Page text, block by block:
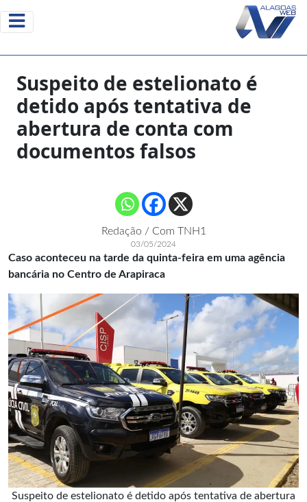
Suspeito de estelionato é
detido após tentativa de
abertura de conta com
documentos falsos
Redação / Com TNH1
03/05/2024
Caso aconteceu na tarde da quinta-feira em uma agência
bancária no Centro de Arapiraca
Suspeito de estelionato é detido após tentativa de abertura